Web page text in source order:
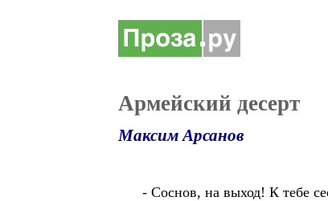
Армейский десерт
Максим Арсанов
- Соснов, на выход! К тебе